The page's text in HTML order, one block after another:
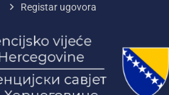
Registar ugovora